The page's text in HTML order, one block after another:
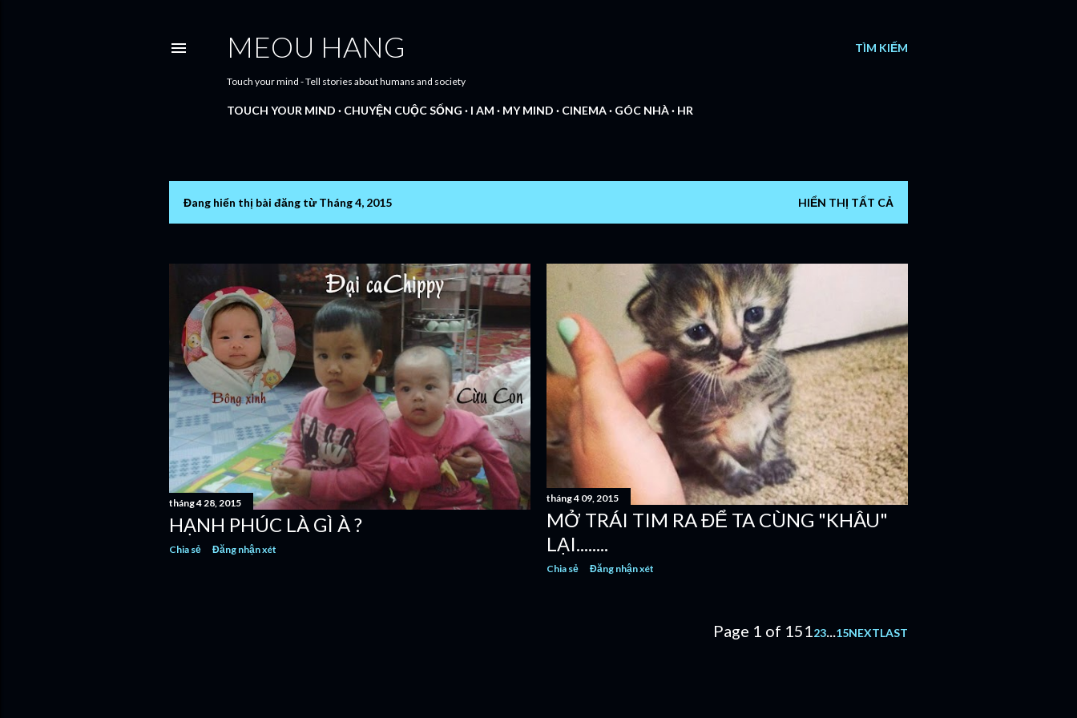
TÌM KIẾM
MEOU HANG
Touch your mind - Tell stories about humans and society
TOUCH YOUR MIND CHUYỆN CUỘC SỐNG I AM MY MIND CINEMA GÓC NHÀ HR
B
i
ă
n
g
Đang hiển thị bài đăng từ Tháng 4, 2015 HIỂN THỊ TẤT CẢ
tháng 4 28, 2015
HẠNH PHÚC LÀ GÌ À ?
Chia sẻ Đăng nhận xét
tháng 4 09, 2015
MỞ TRÁI TIM RA ĐỂ TA CÙNG "KHÂU"
LẠI........
Chia sẻ Đăng nhận xét
Page 1 of 15123...15NEXTLAST